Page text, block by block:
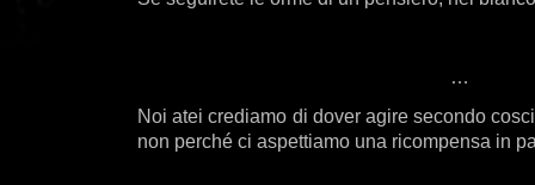
…
Noi atei crediamo di dover agire secondo
non perché ci aspettiamo una ricompensa in